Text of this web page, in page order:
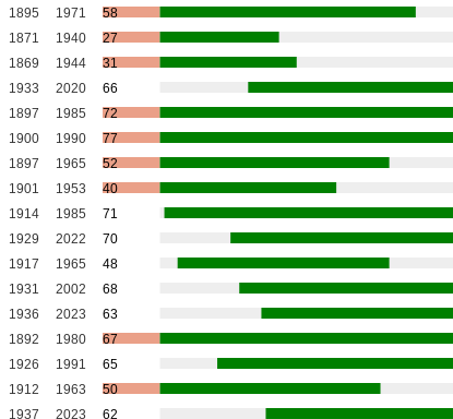
1895 1971
58
1871 1940
27
1869 1944
31
1933 2020
66
1897 1985
72
1900 1990
77
1897 1965
52
1901 1953
40
1914 1985
71
1929 2022
70
1917 1965
48
1931 2002
68
1936 2023
63
1892 1980
67
1926 1991
65
1912 1963
50
1937 2023
62